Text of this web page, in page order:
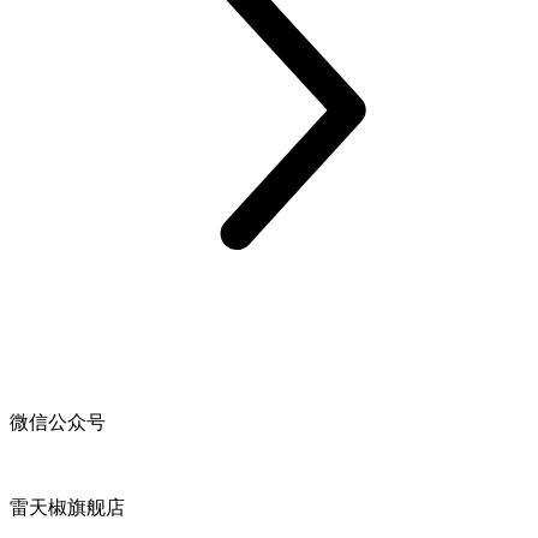
微信公众号
雷天椒旗舰店